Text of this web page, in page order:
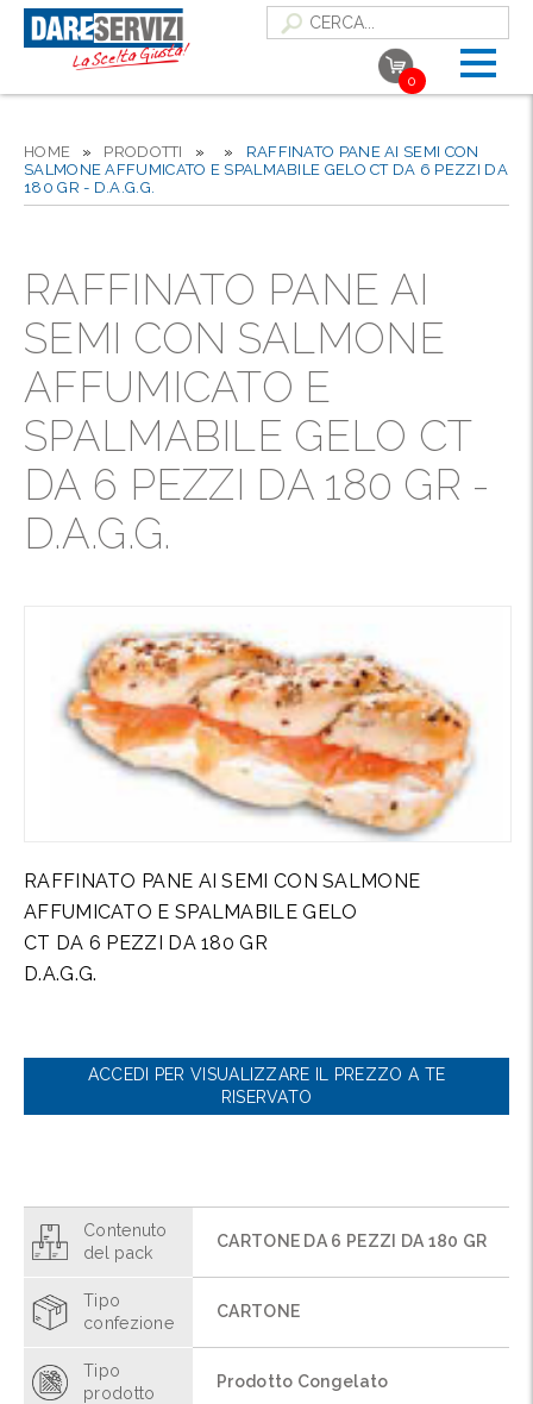
0
HOME » PRODOTTI » » RAFFINATO PANE AI SEMI CON
SALMONE AFFUMICATO E SPALMABILE GELO CT DA 6 PEZZI DA
180 GR - D.A.G.G.
RAFFINATO PANE AI
SEMI CON SALMONE
AFFUMICATO E
SPALMABILE GELO CT
DA 6 PEZZI DA 180 GR -
D.A.G.G.
RAFFINATO PANE AI SEMI CON SALMONE
AFFUMICATO E SPALMABILE GELO
CT DA 6 PEZZI DA 180 GR
D.A.G.G.
ACCEDI PER VISUALIZZARE IL PREZZO A TE
RISERVATO
Contenuto
del pack
CARTONE DA 6 PEZZI DA 180 GR
Tipo
confezione
CARTONE
Tipo
prodotto
Prodotto Congelato